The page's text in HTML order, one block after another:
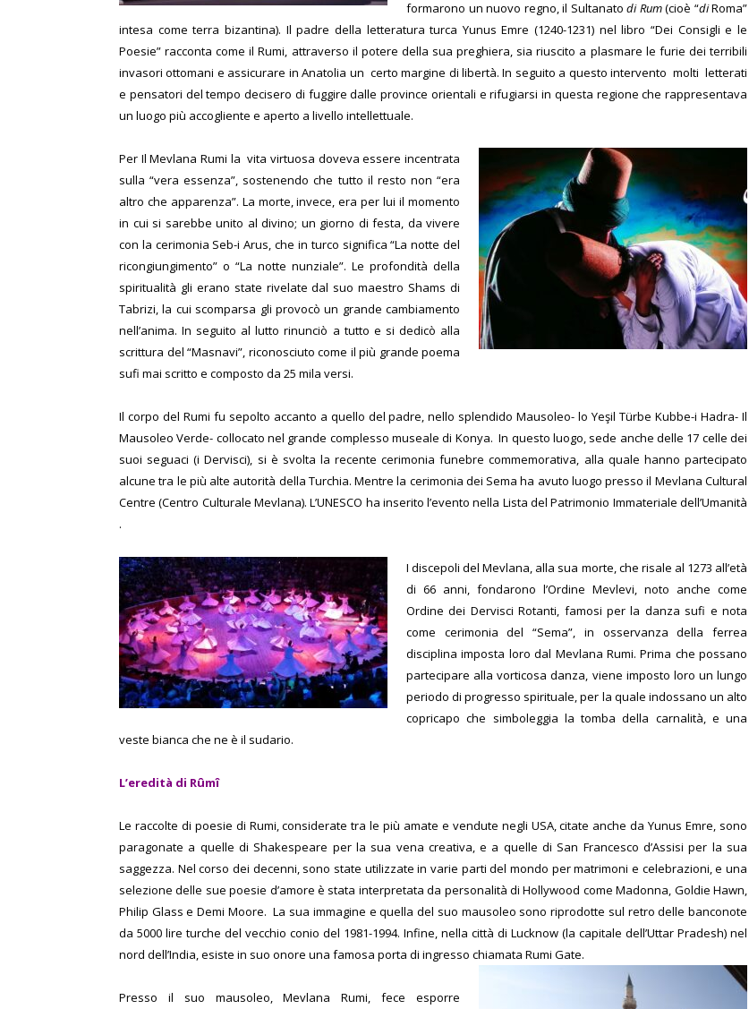
formarono un nuovo regno, il Sultanato di Rum(cioè “diRoma”
intesa come terra bizantina). Il padre della letteratura turca Yunus Emre (1240-1231) nel libro “Dei Consigli e le
Poesie” racconta come il Rumi, attraverso il potere della sua preghiera, sia riuscito a plasmare le furie dei terribili
invasori ottomani e assicurare in Anatolia un certo margine di libertà. In seguito a questo intervento molti letterati
e pensatori del tempo decisero di fuggire dalle province orientali e rifugiarsi in questa regione che rappresentava
un luogo più accogliente e aperto a livello intellettuale.
Per IlMevlana Rumi la vita virtuosa doveva essere incentrata
sulla “vera essenza”, sostenendo che tutto il resto non “era
altro che apparenza”. La morte, invece, era per lui il momento
in cui si sarebbe unito al divino; un giorno di festa, da vivere
con la cerimonia Seb-i Arus, che in turco significa “La notte del
ricongiungimento” o “La notte nunziale”. Le profondità della
spiritualità gli erano state rivelate dal suo maestro Shams di
Tabrizi, la cui scomparsa gli provocò un grande cambiamento
nell’anima. In seguito al lutto rinunciò a tutto e si dedicò alla
scrittura del “Masnavi”, riconosciuto come il più grande poema
sufi mai scritto e composto da 25 mila versi.
Il corpo del Rumi fu sepolto accanto a quello del padre, nello splendido Mausoleo- lo Yeşil Türbe Kubbe-i Hadra- Il
Mausoleo Verde- collocato nel grande complesso museale di Konya. In questo luogo, sede anche delle 17 celle dei
suoi seguaci (i Dervisci), si è svolta la recente cerimonia funebre commemorativa, alla quale hanno partecipato
alcune tra le più alte autorità della Turchia. Mentre la cerimonia dei Sema ha avuto luogo presso il Mevlana Cultural
Centre (Centro Culturale Mevlana). L’UNESCO ha inserito l’evento nella Lista del Patrimonio Immateriale dell’Umanità
.
I discepoli del Mevlana, alla sua morte, che risale al 1273 all’età
di 66 anni , fondarono l’Ordine Mevlevi, noto anche come
Ordine dei Dervisci Rotanti, famosi per la danza sufi e nota
come cerimonia del “Sema”, in osservanza della ferrea
disciplina imposta loro dal Mevlana Rumi. Prima che possano
partecipare alla vorticosa danza, viene imposto loro un lungo
periodo di progresso spirituale, per la quale indossano un alto
copricapo che simboleggia la tomba della carnalità, e una
veste bianca che ne è il sudario.
L’eredità di Rûmî
Le raccolte di poesie di Rumi, considerate tra le più amate e vendute negli USA, citate anche da Yunus Emre, sono
paragonate a quelle di Shakespeare per la sua vena creativa, e a quelle di San Francesco d’Assisi per la sua
saggezza. Nel corso dei decenni, sono state utilizzate in varie parti del mondo per matrimoni e celebrazioni, e una
selezione delle sue poesie d’amore è stata interpretata da personalità di Hollywood come Madonna, Goldie Hawn,
Philip Glass e Demi Moore.La sua immagine e quella del suo mausoleo sono riprodotte sul retro delle banconote
da 5000 lire turche del vecchio conio del 1981-1994. Infine, nella città di Lucknow (la capitale dell’Uttar Pradesh) nel
nord dell’India, esiste in suo onore una famosa porta di ingresso chiamata Rumi Gate.
Presso il suo mausoleo, Mevlana Rumi, fece esporre